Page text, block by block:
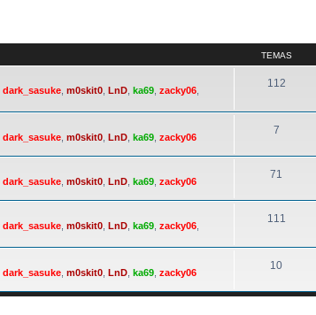
TEMAS
dark_sasuke m0skit0 LnD ka69 zacky06
112
dark_sasuke m0skit0 LnD ka69 zacky06
7
dark_sasuke m0skit0 LnD ka69 zacky06
71
dark_sasuke m0skit0 LnD ka69 zacky06
111
dark_sasuke m0skit0 LnD ka69 zacky06
10